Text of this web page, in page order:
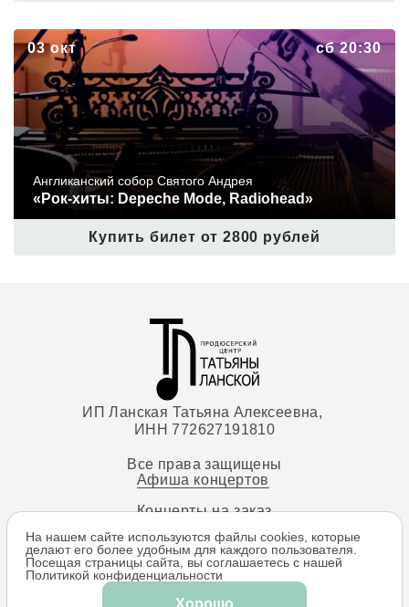
Купить билет от 2800 рублей
«Рок-хиты: Depeche Mode, Radiohead»
Англиканский собор Святого Андрея
«Рок-хиты: Depeche Mode, Radiohead»
03 окт сб 20:30
ИП Ланская Татьяна Алексеевна,
ИНН 772627191810
Все права защищены
Афиша концертов
Концерты на заказ
Залы
ip.lanskaya@gmail.com
+7 (916) 004-19-05
На нашем сайте используются файлы cookies, которые
делают его более удобным для каждого пользователя.
Посещая страницы сайта, вы соглашаетесь c нашей
Политикой конфиденциальности
Хорошо